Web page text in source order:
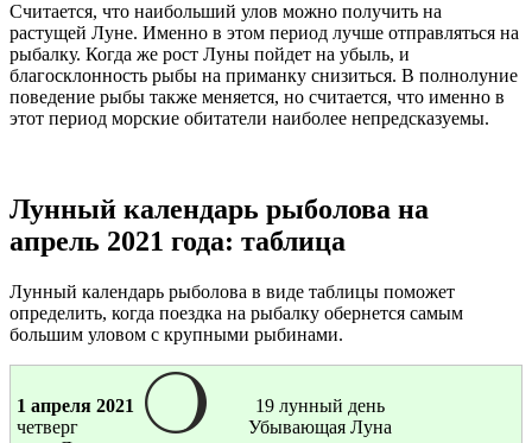
Считается, что наибольший улов можно получить на
растущей Луне. Именно в этом период лучше отправляться на
рыбалку. Когда же рост Луны пойдет на убыль, и
благосклонность рыбы на приманку снизиться. В полнолуние
поведение рыбы также меняется, но считается, что именно в
этот период морские обитатели наиболее непредсказуемы.
Лунный календарь рыболова на
апрель 2021 года: таблица
Лунный календарь рыболова в виде таблицы поможет
определить, когда поездка на рыбалку обернется самым
большим уловом с крупными рыбинами.
1 апреля 2021
четверг
19 лунный день
Убывающая Луна